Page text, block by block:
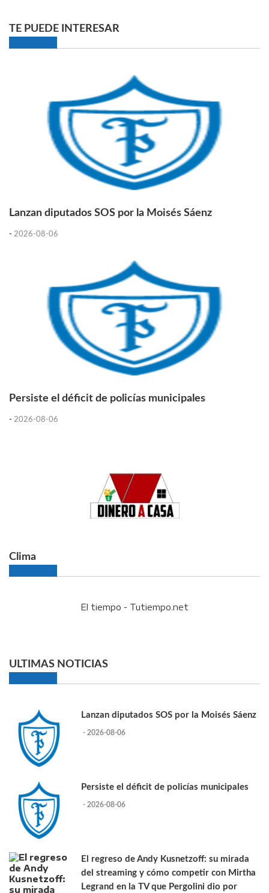
TE PUEDE INTERESAR
Lanzan diputados SOS por la Moisés Sáenz
- 2026-08-06
Persiste el déficit de policías municipales
- 2026-08-06
Clima
El tiempo - Tutiempo.net
ULTIMAS NOTICIAS
Lanzan diputados SOS por la Moisés Sáenz
- 2026-08-06
Persiste el déficit de policías municipales
- 2026-08-06
El regreso de Andy Kusnetzoff: su mirada
del streaming y cómo competir con Mirtha
Legrand en la TV que Pergolini dio por